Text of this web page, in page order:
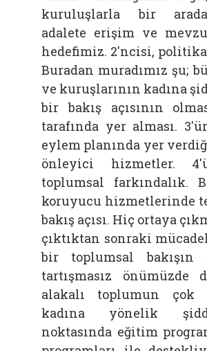
kuruluşlarla bir
adalete erişim ve
hedefimiz. 2'ncisi,
Buradan muradımız şu;
ve kuruşlarının kadına
bir bakış açısının
tarafında yer alması.
eylem planında yer
önleyici hizmetler.
toplumsal farkındalık.
koruyucu hizmetlerinde
bakış açısı. Hiç ortaya
çıktıktan sonraki
bir toplumsal bakışın
tartışmasız önümüzde
alakalı toplumun çok
kadına yönelik
noktasında eğitim